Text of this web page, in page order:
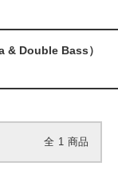
& Double Bass）
全 1 商品